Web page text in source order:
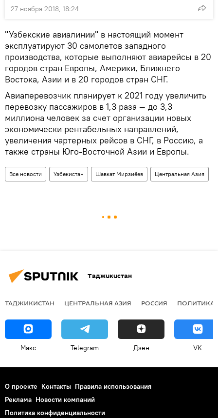
27 ноября 2018, 18:24
"Узбекские авиалинии" в настоящий момент
эксплуатируют 30 самолетов западного
производства, которые выполняют авиарейсы в 20
городов стран Европы, Америки, Ближнего
Востока, Азии и в 20 городов стран СНГ.
Авиаперевозчик планирует к 2021 году увеличить
перевозку пассажиров в 1,3 раза — до 3,3
миллиона человек за счет организации новых
экономически рентабельных направлений,
увеличения чартерных рейсов в СНГ, в Россию, а
также страны Юго-Восточной Азии и Европы.
Все новости Узбекистан Шавкат Мирзиёев Центральная Азия
Таджикистан
ТАДЖИКИСТАН ЦЕНТРАЛЬНАЯ АЗИЯ РОССИЯ ПОЛИТИКА
Макс Telegram Дзен VK
О проекте Контакты Правила использования
Реклама Новости компаний
Политика конфиденциальности